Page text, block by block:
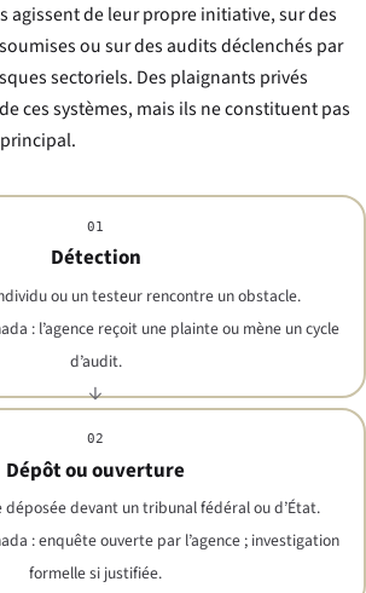
agissent de leur propre initiative, sur des
ou sur des audits déclenchés par
sectoriels. Des plaignants privés
ces systèmes, mais ils ne constituent pas
01
Détection
ou un testeur rencontre un obstacle.
: l’agence reçoit une plainte ou mène un cycle
d’audit.
02
Dépôt ou ouverture
déposée devant un tribunal fédéral ou d’État.
: enquête ouverte par l’agence ; investigation
formelle si justifiée.